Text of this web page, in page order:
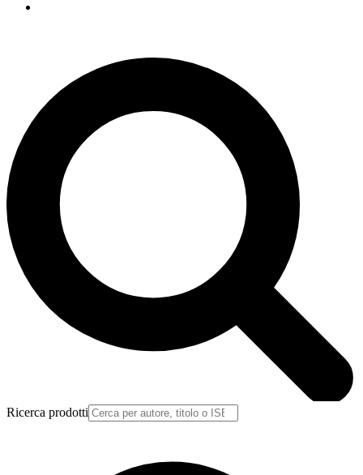
Ricerca prodotti